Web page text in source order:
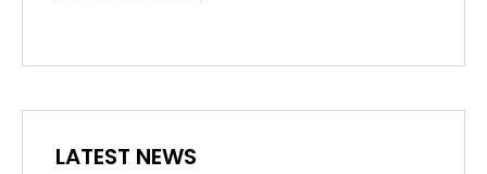
LATEST NEWS